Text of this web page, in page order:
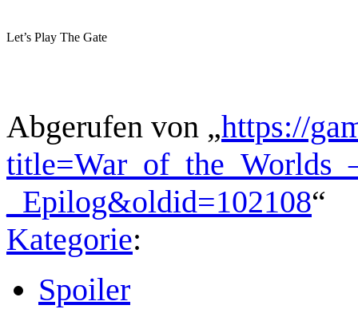
Let’s Play The Gate
Abgerufen von „https://
_Epilog&oldid=102108“
Kategorie:
Spoiler